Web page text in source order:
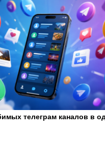
телеграм каналов в